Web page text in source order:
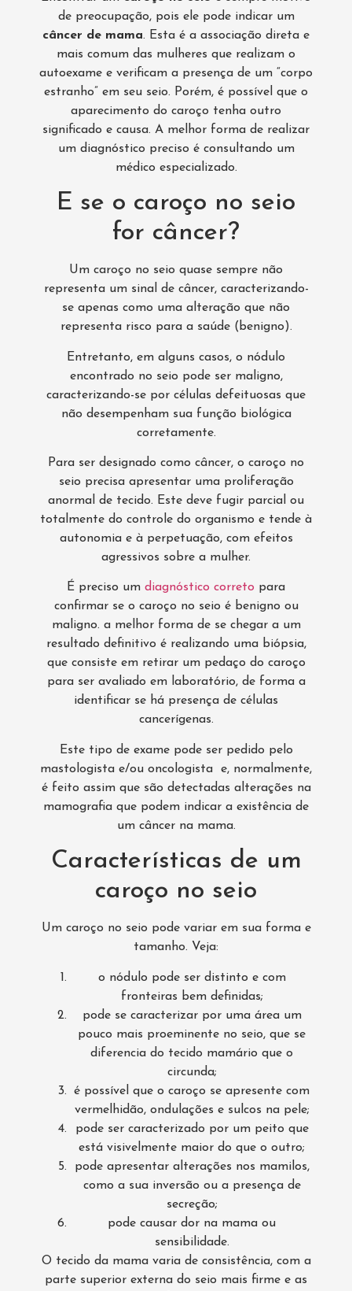
de preocupação, pois ele pode indicar um
câncer de mama. Esta é a associação direta e
mais comum das mulheres que realizam o
autoexame e verificam a presença de um “corpo
estranho” em seu seio. Porém, é possível que o
aparecimento do caroço tenha outro
significado e causa. A melhor forma de realizar
um diagnóstico preciso é consultando um
médico especializado.
E se o caroço no seio
for câncer?
Um caroço no seio quase sempre não
representa um sinal de câncer, caracterizando-
se apenas como uma alteração que não
representa risco para a saúde (benigno).
Entretanto, em alguns casos, o nódulo
encontrado no seio pode ser maligno,
caracterizando-se por células defeituosas que
não desempenham sua função biológica
corretamente.
Para ser designado como câncer, o caroço no
seio precisa apresentar uma proliferação
anormal de tecido. Este deve fugir parcial ou
totalmente do controle do organismo e tende à
autonomia e à perpetuação, com efeitos
agressivos sobre a mulher.
É preciso um diagnóstico correto para
confirmar se o caroço no seio é benigno ou
maligno. a melhor forma de se chegar a um
resultado definitivo é realizando uma biópsia,
que consiste em retirar um pedaço do caroço
para ser avaliado em laboratório, de forma a
identificar se há presença de células
cancerígenas.
Este tipo de exame pode ser pedido pelo
mastologista e/ou oncologista e, normalmente,
é feito assim que são detectadas alterações na
mamografia que podem indicar a existência de
um câncer na mama.
Características de um
caroço no seio
Um caroço no seio pode variar em sua forma e
tamanho. Veja:
o nódulo pode ser distinto e com
fronteiras bem definidas;
pode se caracterizar por uma área um
pouco mais proeminente no seio, que se
diferencia do tecido mamário que o
circunda;
é possível que o caroço se apresente com
vermelhidão, ondulações e sulcos na pele;
pode ser caracterizado por um peito que
está visivelmente maior do que o outro;
pode apresentar alterações nos mamilos,
como a sua inversão ou a presença de
secreção;
pode causar dor na mama ou
sensibilidade.
O tecido da mama varia de consistência, com a
parte superior externa do seio mais firme e as